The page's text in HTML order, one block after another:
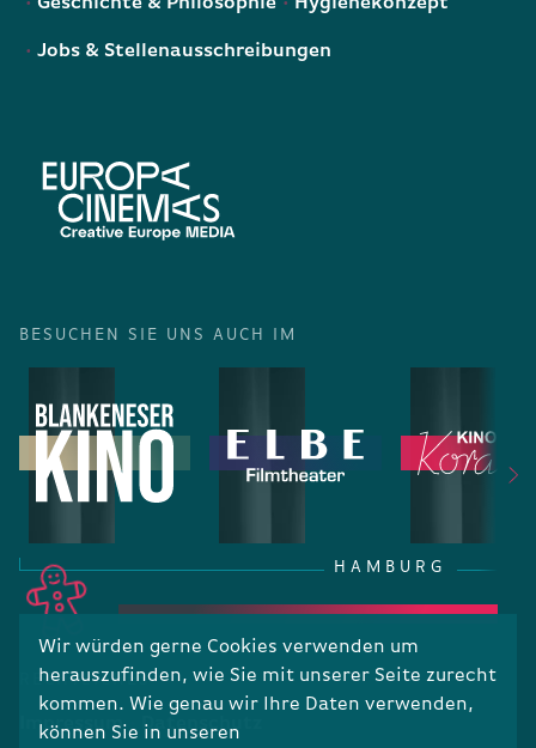
Wir würden gerne Cookies verwenden um
herauszufinden, wie Sie mit unserer Seite zurecht
kommen. Wie genau wir Ihre Daten verwenden,
können Sie in unseren
Jobs & Stellenausschreibungen
BESUCHEN SIE UNS AUCH IM
HAMBURG
RECHTLICHES
Impressum Datenschutz